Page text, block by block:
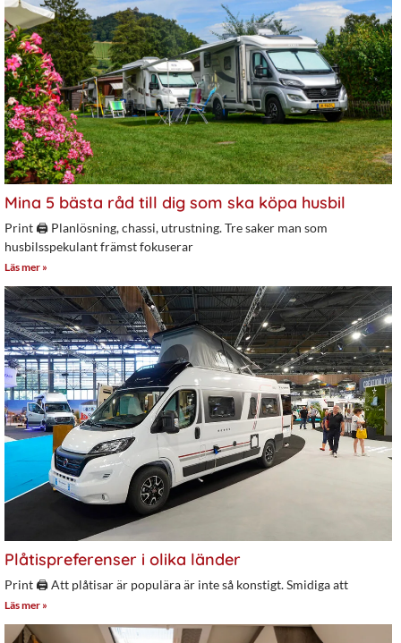
Mina 5 bästa råd till dig som ska köpa husbil
Print 🖨 Planlösning, chassi, utrustning. Tre saker man som
husbilsspekulant främst fokuserar
Läs mer »
Plåtispreferenser i olika länder
Print 🖨 Att plåtisar är populära är inte så konstigt. Smidiga att
Läs mer »